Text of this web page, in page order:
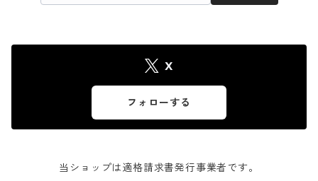
X
フォローする
当ショップは適格請求書発行事業者です。